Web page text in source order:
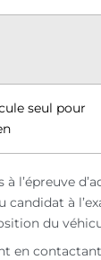
seul pour
l’épreuve
candidat à
du
en